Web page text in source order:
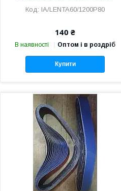
IA/LENTA60/1200P80
140 ₴
В наявності Оптом і в роздріб
Купити